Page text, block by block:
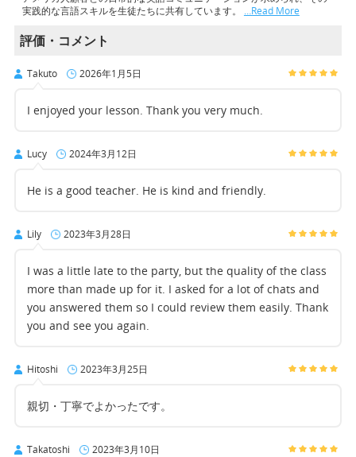
実践的な言語スキルを生徒たちに共有しています。 …Read More
評価・コメント
Takuto 2026年1月5日
I enjoyed your lesson. Thank you very much.
Lucy 2024年3月12日
He is a good teacher. He is kind and friendly.
Lily 2023年3月28日
I was a little late to the party, but the quality of the class
more than made up for it. I asked for a lot of chats and
you answered them so I could review them easily. Thank
you and see you again.
Hitoshi 2023年3月25日
親切・丁寧でよかったです。
Takatoshi 2023年3月10日